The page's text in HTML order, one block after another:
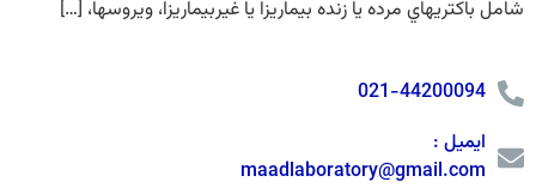
شامل باکتريهاي مرده يا زنده بيماريزا يا غيربيماريزا، ويروسها، […]
021-44200094
ایمیل :
maadlaboratory@gmail.com